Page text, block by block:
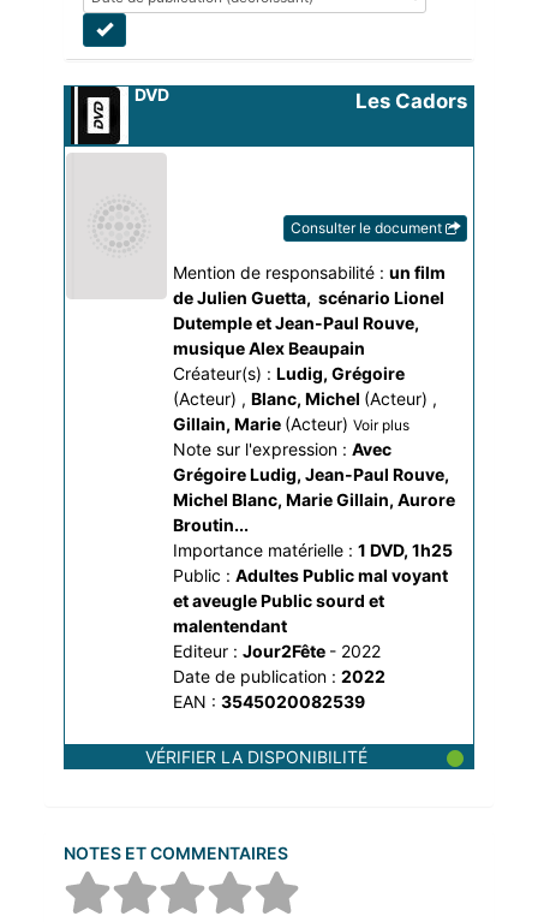
DVD Les Cadors
Consulter le document
Mention de responsabilité : un film
de Julien Guetta, scénario Lionel
Dutemple et Jean-Paul Rouve
musique Alex Beaupain
Créateur(s) : Ludig, Grégoire
(Acteur) ,Blanc, Michel (Acteur) ,
Gillain, Marie (Acteur) Voir plus
Note sur l'expression : Avec
Grégoire Ludig, Jean-Paul Rouve,
Michel Blanc, Marie Gillain, Aurore
Broutin...
Importance matérielle : 1 DVD, 1h25
Public : AdultesPublic mal voyant
et aveuglePublic sourd et
malentendant
Editeur : Jour2Fête - 2022
Date de publication : 2022
EAN : 3545020082539
VÉRIFIER LA DISPONIBILITÉ
NOTES ET COMMENTAIRES